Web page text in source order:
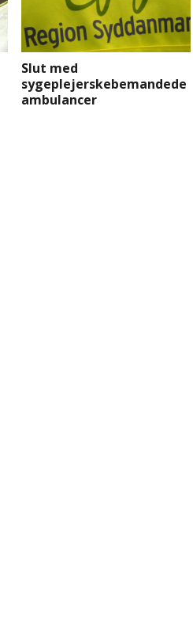
Slut med
sygeplejerskebemandede
ambulancer